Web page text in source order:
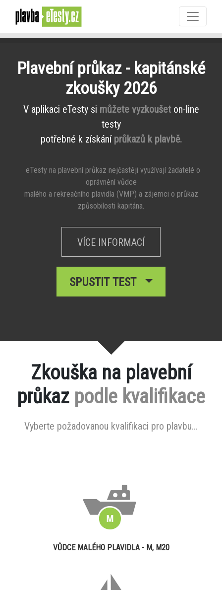
Plavební průkaz - kapitánské
zkoušky 2026
V aplikaci eTesty si můžete vyzkoušeton-line
testy
potřebné k získání průkazů k plavbě.
eTesty na plavební průkaz nejčastěji využívají žadatelé o
oprávnění vůdce
malého a rekreačního plavidla (VMP) a zájemci o průkaz
způsobilosti kapitána.
VÍCE INFORMACÍ
SPUSTIT TEST
Zkouška na plavební
průkaz podle kvalifikace
Vyberte požadovanou kvalifikaci pro plavbu...
VŮDCE MALÉHO PLAVIDLA - M, M20